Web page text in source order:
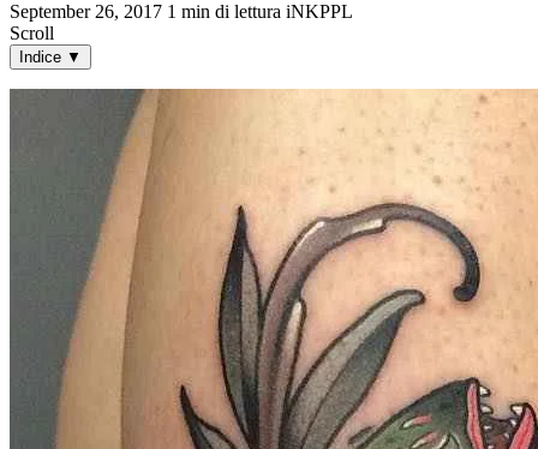
September 26, 2017 1 min di lettura iNKPPL
Scroll
Indice ▼